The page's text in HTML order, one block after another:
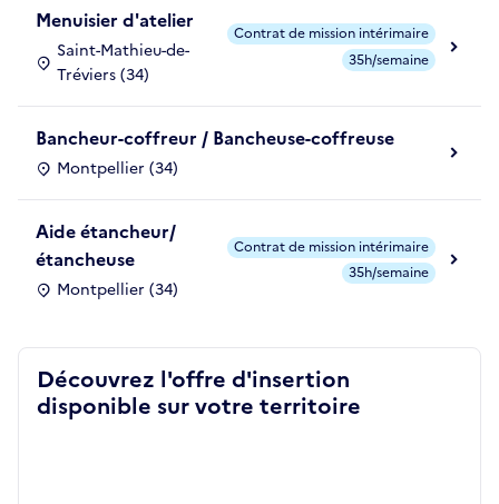
Menuisier d'atelier
Saint-Mathieu-de-
Tréviers (34)
Contrat de mission intérimaire
35h/semaine
Bancheur-coffreur / Bancheuse-coffreuse
Montpellier (34)
Aide étancheur/
étancheuse
Montpellier (34)
Contrat de mission intérimaire
35h/semaine
Découvrez l'offre d'insertion
disponible sur votre territoire